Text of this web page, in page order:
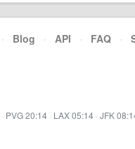
· Blog · API · FAQ ·
· PVG 20:14 · LAX 05:14 · JFK